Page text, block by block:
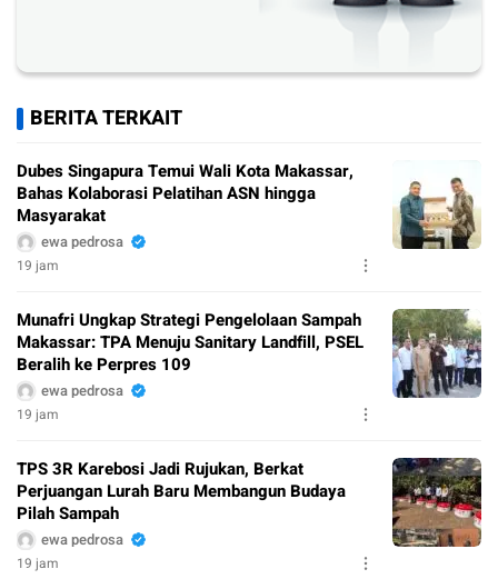
BERITA TERKAIT
Dubes Singapura Temui Wali Kota Makassar,
Bahas Kolaborasi Pelatihan ASN hingga
Masyarakat
ewa pedrosa
19 jam
Munafri Ungkap Strategi Pengelolaan Sampah
Makassar: TPA Menuju Sanitary Landfill, PSEL
Beralih ke Perpres 109
ewa pedrosa
19 jam
TPS 3R Karebosi Jadi Rujukan, Berkat
Perjuangan Lurah Baru Membangun Budaya
Pilah Sampah
ewa pedrosa
19 jam